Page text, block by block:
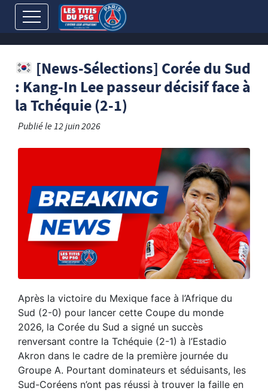
[News-Sélections] Corée du Sud
: Kang-In Lee passeur décisif face à
la Tchéquie (2-1)
Publié le12 juin 2026
Après la victoire du Mexique face à l’Afrique du
Sud (2-0) pour lancer cette Coupe du monde
2026, la Corée du Sud a signé un succès
renversant contre la Tchéquie (2-1) à l’Estadio
Akron dans le cadre de la première journée du
Groupe A. Pourtant dominateurs et séduisants, les
Sud-Coréens n’ont pas réussi à trouver la faille en